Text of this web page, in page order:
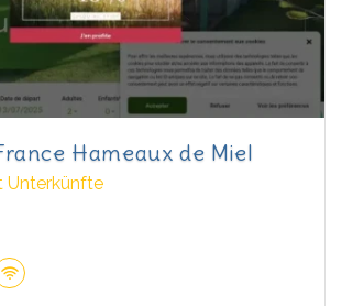
Hameaux de Miel
Unterkünfte